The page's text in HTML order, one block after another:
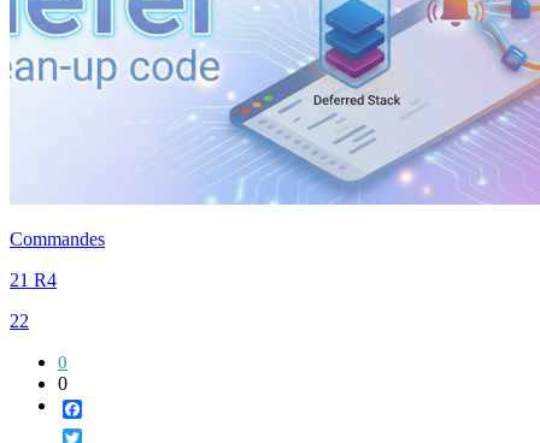
Commandes
21 R4
22
0
0